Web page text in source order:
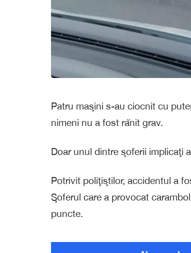
Patru maşini s-au ciocnit cu
nimeni nu a fost rănit grav.
Doar unul dintre şoferii implicaţi
Potrivit poliţiştilor, accidentul a
Şoferul care a provocat
puncte.